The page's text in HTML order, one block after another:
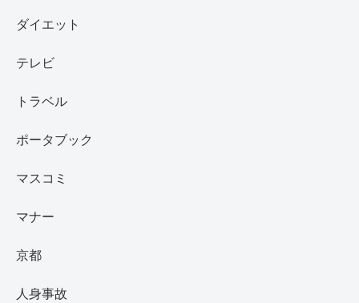
ダイエット
テレビ
トラベル
ポータブック
マスコミ
マナー
京都
人身事故